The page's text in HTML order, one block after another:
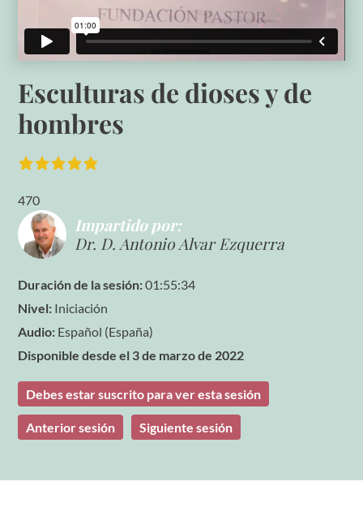
Esculturas de dioses y de
hombres
470
Impartido por:
Dr. D. Antonio Alvar Ezquerra
Duración de la sesión:01:55:34
Nivel: Iniciación
Audio: Español (España)
Disponible desde el 3 de marzo de 2022
Debes estar suscrito para ver esta sesión
Anterior sesión Siguiente sesión